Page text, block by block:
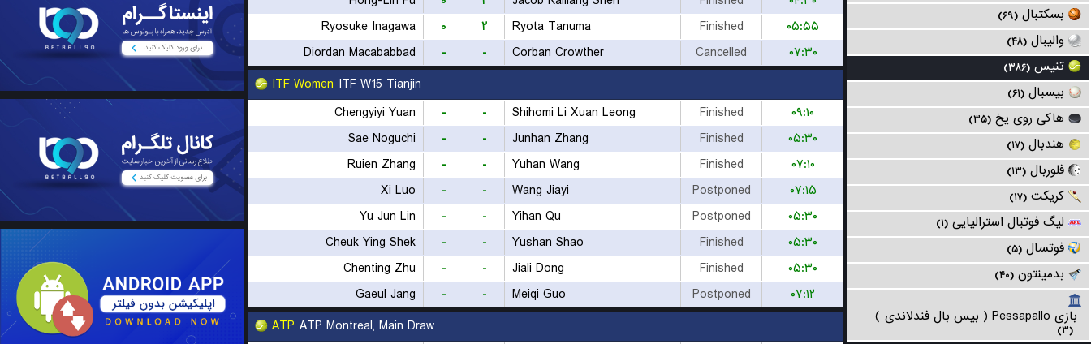
بسکتبال (۶۹)
والیبال (۴۸)
تنیس (۳۸۶)
بیسبال (۶۱)
هاکی روی یخ (۳۵)
هندبال (۱۷)
فلوربال (۱۳)
کریکت (۱۷)
لیگ فوتبال استرالیایی (۱)
فوتسال (۵)
بدمینتون (۴۰)
بازی Pessapallo ( بیس بال فندلاندی )
(۳)
Ryosuke Inagawa
۰ ۲ Ryota Tanuma Finished
۰۵:۵۵
Diordan Macababbad
- - Corban Crowther Cancelled
۰۷:۳۰
ITF Women ITF W15 Tianjin
Chengyiyi Yuan
- - Shihomi Li Xuan Leong Finished
۰۹:۱۰
Sae Noguchi
- - Junhan Zhang Finished
۰۵:۳۰
Ruien Zhang
- - Yuhan Wang Finished
۰۷:۱۰
Xi Luo
- - Wang Jiayi Postponed
۰۷:۱۵
Yu Jun Lin
- - Yihan Qu Postponed
۰۵:۳۰
Cheuk Ying Shek
- - Yushan Shao Finished
۰۵:۳۰
Chenting Zhu
- - Jiali Dong Finished
۰۵:۳۰
Gaeul Jang
- - Meiqi Guo Postponed
۰۷:۱۲
ATP ATP Montreal, Main Draw